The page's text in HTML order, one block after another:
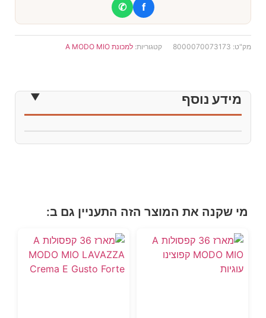
מי שקנה את המוצר הזה התעניין גם ב:
f
✆
מק"ט: 8000070073173 קטגוריות: למכונת A MODO MIO
מידע נוסף